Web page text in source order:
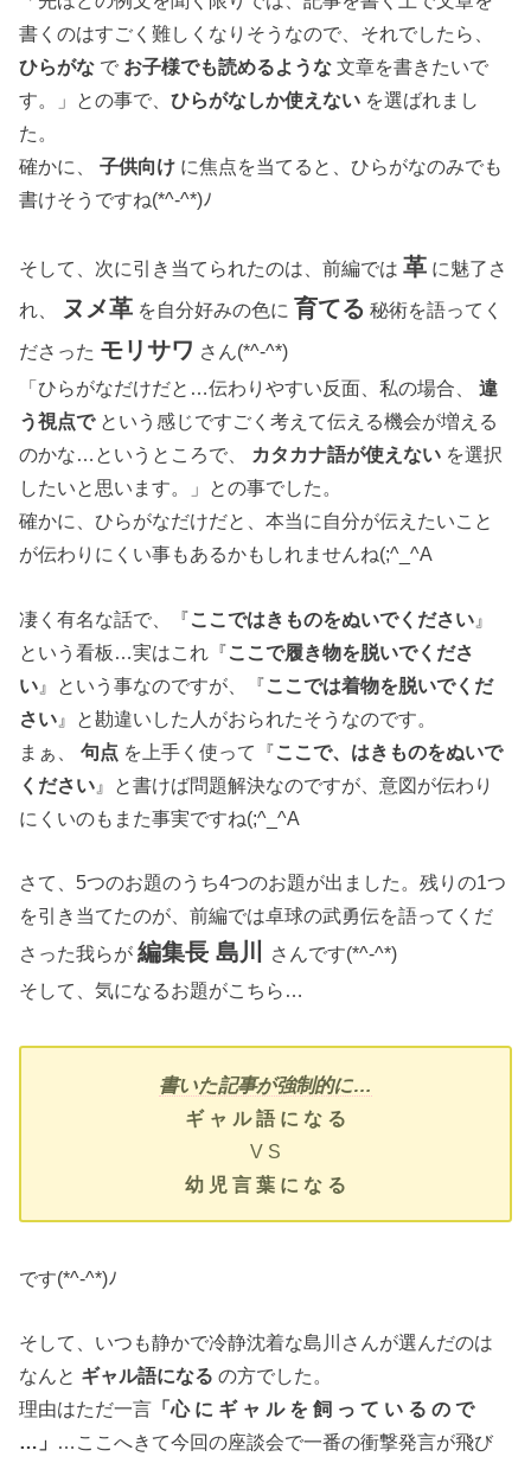
書くのはすごく難しくなりそうなので、それでしたら、
ひらがな で お子様でも読めるような文章を書きたいで
す。」との事で、ひらがなしか使えない を選ばれまし
た。
確かに、子供向け に焦点を当てると、ひらがなのみでも
書けそうですね(*^-^*)ﾉ
そして、次に引き当てられたのは、前編では革 に魅了さ
れ、
ヌメ革 を自分好みの色に 育てる 秘術を語ってく
ださった モリサワ さん(*^-^*)
「ひらがなだけだと…伝わりやすい反面、私の場合、違
う視点でという感じですごく考えて伝える機会が増える
のかな…というところで、 カタカナ語が使えない を選択
したいと思います。」との事でした。
確かに、ひらがなだけだと、本当に自分が伝えたいこと
が伝わりにくい事もあるかもしれませんね(;^_^A
凄く有名な話で、『ここではきものをぬいでください 』
という看板…実はこれ『ここで履き物を脱いでくださ
い 』という事なのですが、『ここでは着物を脱いでくだ
さい 』と勘違いした人がおられたそうなのです。
まぁ、句点 を上手く使って『ここで、はきものをぬいで
ください 』と書けば問題解決なのですが、意図が伝わり
にくいのもまた事実ですね(;^_^A
さて、5つのお題のうち4つのお題が出ました。残りの1つ
を引き当てたのが、前編では卓球の武勇伝を語ってくだ
さった我らが編集長 島川
さんです(*^-^*)
そして、気になるお題がこちら…
書いた記事が強制的に…
ギ ャ ル 語 に な る
V S
幼 児 言 葉 に な る
です(*^-^*)ﾉ
そして、いつも静かで冷静沈着な島川さんが選んだのは
なんと ギャル語になる の方でした。
理由はただ一言 「心 に ギ ャ ル を 飼 っ て い る の で
…」 …ここへきて今回の座談会で一番の衝撃発言が飛び